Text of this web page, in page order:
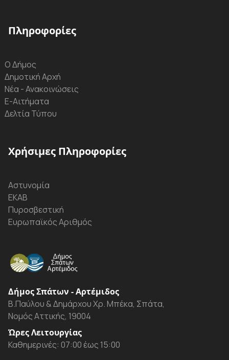
Πληροφορίες
Ο Δήμος
Δημοτική Αρχή
Νέα - Ανακοινώσεις
Ε-Αιτήματα
Δελτία Τύπου
Χρήσιμες Πληροφορίες
Αστυνομία
ΕΚΑΒ
Πυροσβεστική
Ευρωπαϊκός Αριθμός
Δήμος Σπάτων - Αρτέμιδος
Β.Παύλου & Δημάρχου Χρ. Μπέκα, Σπάτα,
Νομός Αττικής, 19004
Ώρες Λειτουργίας
Καθημερινές: 07:00 έως 15:00